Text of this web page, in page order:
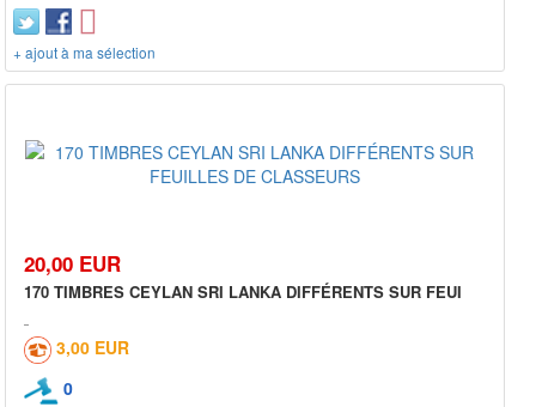
+ ajout à ma sélection
20,00 EUR
170 TIMBRES CEYLAN SRI LANKA DIFFÉRENTS SUR FEUI
3,00 EUR
0